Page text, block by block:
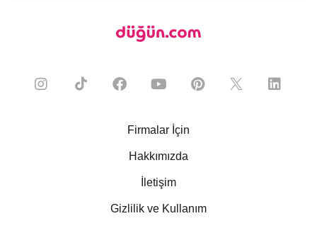
Firmalar İçin
Hakkımızda
İletişim
Gizlilik ve Kullanım